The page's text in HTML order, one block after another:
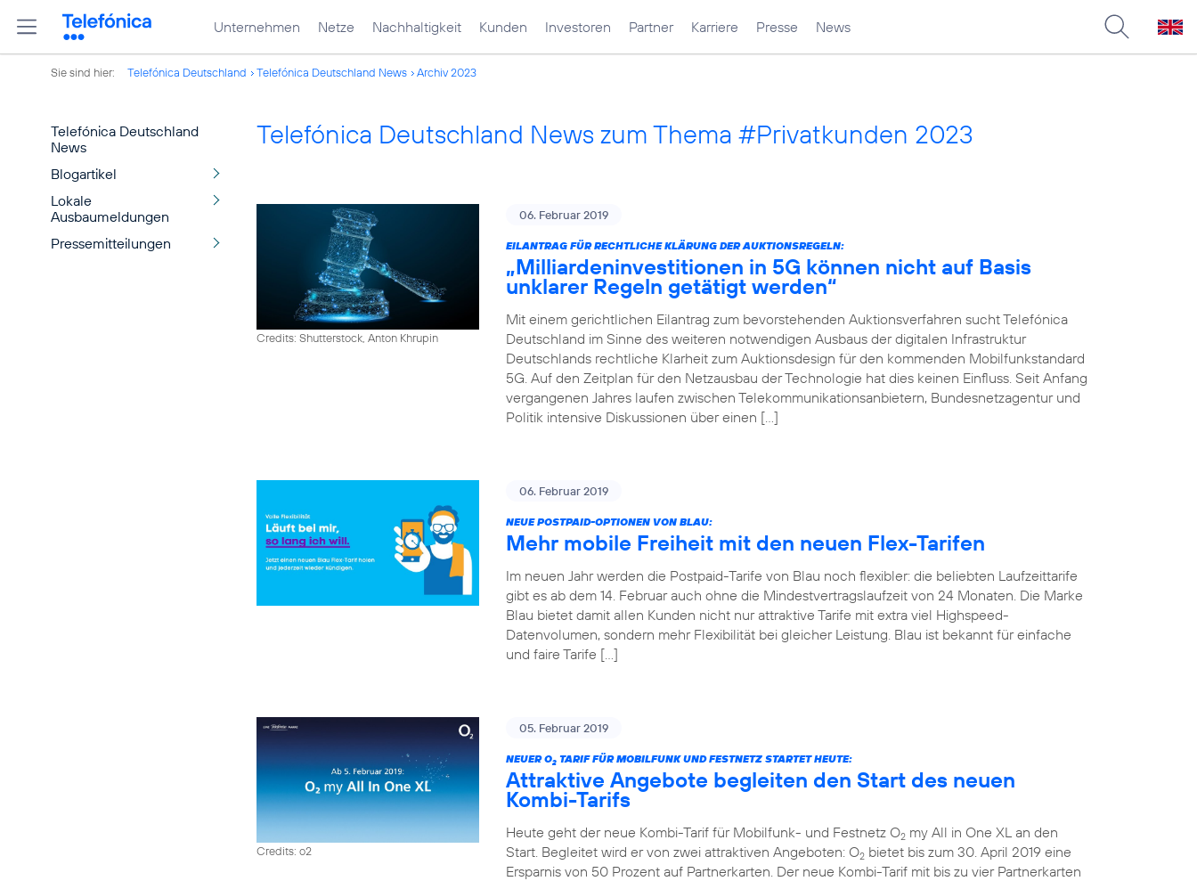
Unternehmen Netze Nachhaltigkeit Kunden Investoren Partner Karriere Presse News
Sie sind hier: Telefónica Deutschland Telefónica Deutschland News Archiv 2023
Telefónica Deutschland
News
Blogartikel
Lokale
Ausbaumeldungen
Pressemitteilungen
Telefónica Deutschland News zum Thema #Privatkunden 2023
Credits: Shutterstock, Anton Khrupin
06. Februar 2019
EILANTRAG FÜR RECHTLICHE KLÄRUNG DER AUKTIONSREGELN:
„Milliardeninvestitionen in 5G können nicht auf Basis
unklarer Regeln getätigt werden“
Mit einem gerichtlichen Eilantrag zum bevorstehenden Auktionsverfahren sucht Telefónica
Deutschland im Sinne des weiteren notwendigen Ausbaus der digitalen Infrastruktur
Deutschlands rechtliche Klarheit zum Auktionsdesign für den kommenden Mobilfunkstandard
5G. Auf den Zeitplan für den Netzausbau der Technologie hat dies keinen Einfluss. Seit Anfang
vergangenen Jahres laufen zwischen Telekommunikationsanbietern, Bundesnetzagentur und
Politik intensive Diskussionen über einen […]
06. Februar 2019
NEUE POSTPAID-OPTIONEN VON BLAU:
Mehr mobile Freiheit mit den neuen Flex-Tarifen
Im neuen Jahr werden die Postpaid-Tarife von Blau noch flexibler: die beliebten Laufzeittarife
gibt es ab dem 14. Februar auch ohne die Mindestvertragslaufzeit von 24 Monaten. Die Marke
Blau bietet damit allen Kunden nicht nur attraktive Tarife mit extra viel Highspeed-
Datenvolumen, sondern mehr Flexibilität bei gleicher Leistung. Blau ist bekannt für einfache
und faire Tarife […]
Credits: o2
05. Februar 2019
NEUER O2 TARIF FÜR MOBILFUNK UND FESTNETZ STARTET HEUTE:
Attraktive Angebote begleiten den Start des neuen
Kombi-Tarifs
Heute geht der neue Kombi-Tarif für Mobilfunk- und Festnetz O2 my All in One XL an den
Start. Begleitet wird er von zwei attraktiven Angeboten: O2 bietet bis zum 30. April 2019 eine
Ersparnis von 50 Prozent auf Partnerkarten. Der neue Kombi-Tarif mit bis zu vier Partnerkarten